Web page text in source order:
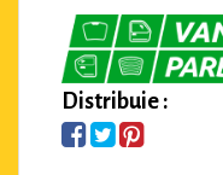
Distribuie :